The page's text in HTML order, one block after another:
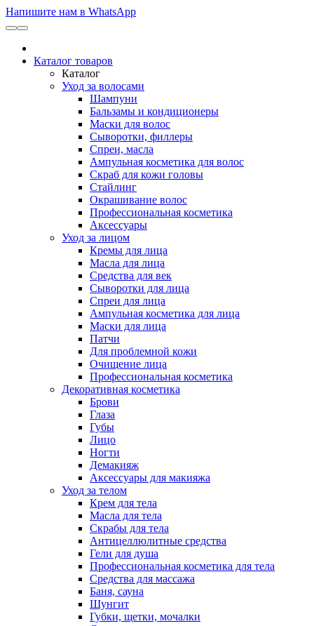
Напишите нам в WhatsApp
Каталог товаров
Каталог
Уход за волосами
Шампуни
Бальзамы и кондиционеры
Маски для волос
Сыворотки, филлеры
Спреи, масла
Ампульная косметика для волос
Скраб для кожи головы
Стайлинг
Окрашивание волос
Профессиональная косметика
Аксессуары
Уход за лицом
Кремы для лица
Масла для лица
Средства для век
Сыворотки для лица
Спреи для лица
Ампульная косметика для лица
Маски для лица
Патчи
Для проблемной кожи
Очищение лица
Профессиональная косметика
Декоративная косметика
Брови
Глаза
Губы
Лицо
Ногти
Демакияж
Аксессуары для макияжа
Уход за телом
Крем для тела
Масла для тела
Скрабы для тела
Антицеллюлитные средства
Гели для душа
Профессиональная косметика для тела
Средства для массажа
Баня, сауна
Шунгит
Губки, щетки, мочалки